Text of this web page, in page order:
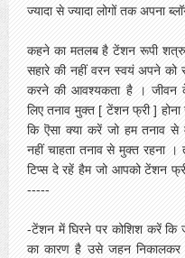
ज्यादा से ज्यादा लोगों तक अपना
कहने का मतलब है टेंशन रूपी
सहारे की नहीं वरन स्वयं अपने को
करने की आवश्यकता है ।
लिए तनाव मुक्त [ टेंशन फ्री ]
कि ऎसा क्या करें जो हम तनाव
नहीं चाहता तनाव से मुक्त रहना
टिप्स दे रहें हैम जो आपको टेंशन
-----
-टेंशन में घिरने पर कोशिश करें कि
का कारण है उसे जहन निकालकर